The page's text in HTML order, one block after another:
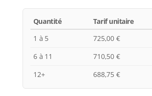
Quantité
Tarif unitaire
1 à 5
725,00 €
6 à 11
710,50 €
12+
688,75 €